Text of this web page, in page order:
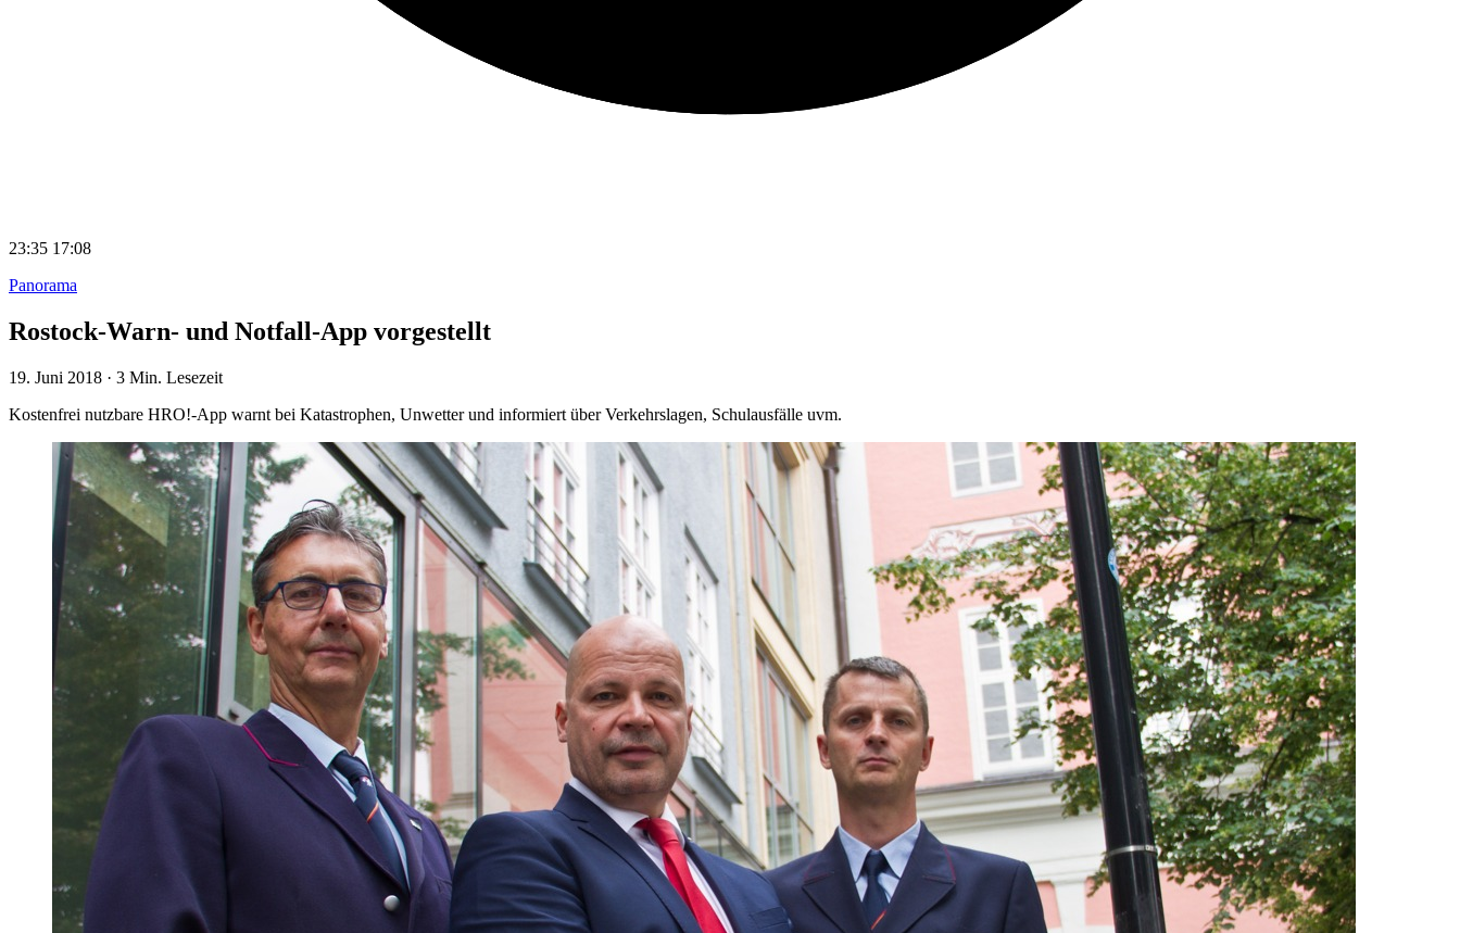
23:35 17:08
Panorama
Rostock-Warn- und Notfall-App vorgestellt
19. Juni 2018 · 3 Min. Lesezeit
Kostenfrei nutzbare HRO!-App warnt bei Katastrophen, Unwetter und informiert über Verkehrslagen, Schulausfälle uvm.